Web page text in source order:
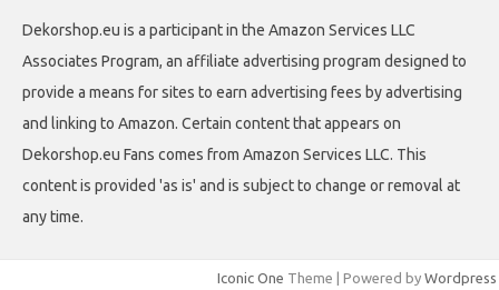
Dekorshop.eu is a participant in the Amazon Services LLC
Associates Program, an affiliate advertising program designed to
provide a means for sites to earn advertising fees by advertising
and linking to Amazon. Certain content that appears on
Dekorshop.eu Fans comes from Amazon Services LLC. This
content is provided 'as is' and is subject to change or removal at
any time.
Iconic One Theme | Powered by Wordpress